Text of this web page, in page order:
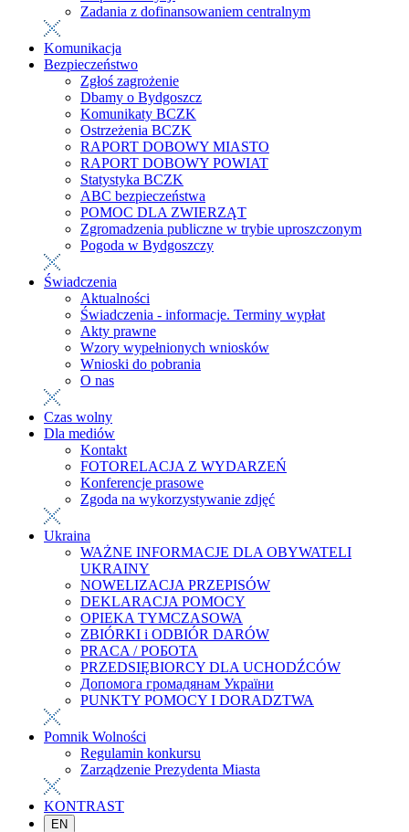
Zadania z dofinansowaniem centralnym
Komunikacja
Bezpieczeństwo
Zgłoś zagrożenie
Dbamy o Bydgoszcz
Komunikaty BCZK
Ostrzeżenia BCZK
RAPORT DOBOWY MIASTO
RAPORT DOBOWY POWIAT
Statystyka BCZK
ABC bezpieczeństwa
POMOC DLA ZWIERZĄT
Zgromadzenia publiczne w trybie uproszczonym
Pogoda w Bydgoszczy
Świadczenia
Aktualności
Świadczenia - informacje. Terminy wypłat
Akty prawne
Wzory wypełnionych wniosków
Wnioski do pobrania
O nas
Czas wolny
Dla mediów
Kontakt
FOTORELACJA Z WYDARZEŃ
Konferencje prasowe
Zgoda na wykorzystywanie zdjęć
Ukraina
WAŻNE INFORMACJE DLA OBYWATELI
UKRAINY
NOWELIZACJA PRZEPISÓW
DEKLARACJA POMOCY
OPIEKA TYMCZASOWA
ZBIÓRKI i ODBIÓR DARÓW
PRACA / РОБОТА
PRZEDSIĘBIORCY DLA UCHODŹCÓW
Допомога громадянам України
PUNKTY POMOCY I DORADZTWA
Pomnik Wolności
Regulamin konkursu
Zarządzenie Prezydenta Miasta
KONTRAST
EN